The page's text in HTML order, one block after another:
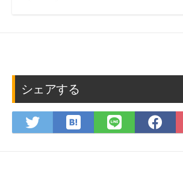
シェアする
Twitter
で
は
て
LINE
で
で